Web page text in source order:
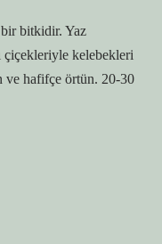
bir bitkidir. Yaz
çiçekleriyle kelebekleri
ve hafifçe örtün. 20-30